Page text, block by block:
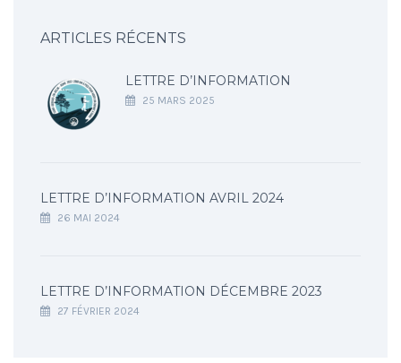
ARTICLES RÉCENTS
LETTRE D’INFORMATION
25 MARS 2025
LETTRE D’INFORMATION AVRIL 2024
26 MAI 2024
LETTRE D’INFORMATION DÉCEMBRE 2023
27 FÉVRIER 2024